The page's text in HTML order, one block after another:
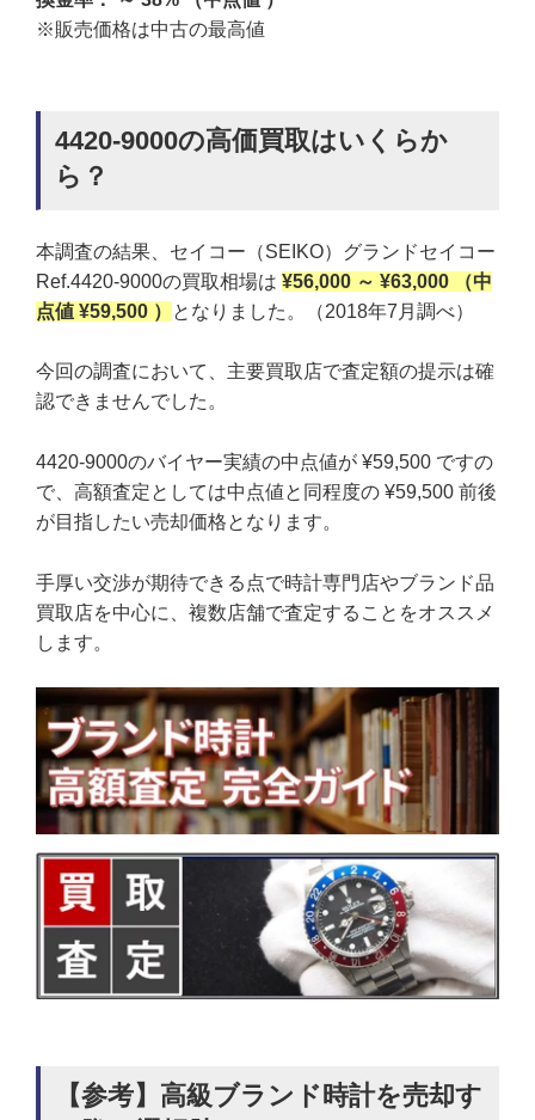
※販売価格は中古の最高値
4420-9000の高価買取はいくらか
ら？
本調査の結果、セイコー（SEIKO）グランドセイコー
Ref.4420-9000の買取相場は ¥56,000 ～ ¥63,000 （中
点値 ¥59,500 ）
となりました。（2018年7月調べ）
今回の調査において、主要買取店で査定額の提示は確
認できませんでした。
4420-9000のバイヤー実績の中点値が ¥59,500 ですの
で、高額査定としては中点値と同程度の ¥59,500 前後
が目指したい売却価格となります。
手厚い交渉が期待できる点で時計専門店やブランド品
買取店を中心に、複数店舗で査定することをオススメ
します。
【参考】高級ブランド時計を売却す